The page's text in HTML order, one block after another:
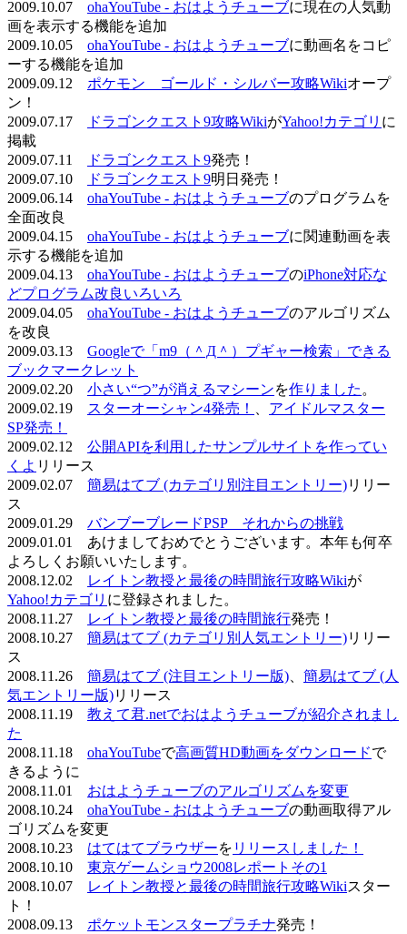
2009.10.07 ohaYouTube - おはようチューブに現在の人気動
画を表示する機能を追加
2009.10.05 ohaYouTube - おはようチューブに動画名をコピ
ーする機能を追加
2009.09.12 ポケモン ゴールド・シルバー攻略Wikiオープ
ン！
2009.07.17
ドラゴンクエスト9攻略WikiがYahoo!カテゴリ に
掲載
2009.07.11
ドラゴンクエスト9発売！
2009.07.10
ドラゴンクエスト9明日発売！
2009.06.14 ohaYouTube - おはようチューブのプログラムを
全面改良
2009.04.15 ohaYouTube - おはようチューブに関連動画を表
示する機能を追加
2009.04.13 ohaYouTube - おはようチューブのiPhone対応な
どプログラム改良いろいろ
2009.04.05 ohaYouTube - おはようチューブのアルゴリズム
を改良
2009.03.13 Googleで「m9（＾Д＾）プギャー検索」できる
ブックマークレット
2009.02.20 小さい“つ”が消えるマシーンを作りました 。
2009.02.19
スターオーシャン4発売！
アイドルマスター
SP発売！
2009.02.12 公開APIを利用したサンプルサイトを作ってい
くよ リリース
2009.02.07 簡易はてブ (カテゴリ別注目エントリー)リリー
ス
2009.01.29 バンブーブレードPSP それからの挑戦
2009.01.01 あけましておめでとうございます。本年も何卒
よろしくお願いいたします。
2008.12.02
レイトン教授と最後の時間旅行攻略Wikiが
Yahoo!カテゴリ に登録されました。
2008.11.27
レイトン教授と最後の時間旅行発売！
2008.10.27 簡易はてブ (カテゴリ別人気エントリー)リリー
ス
2008.11.26 簡易はてブ (注目エントリー版)
簡易はてブ (人
気エントリー版)リリース
2008.11.19 教えて君.netでおはようチューブが紹介されまし
た
2008.11.18 ohaYouTubeで高画質HD動画をダウンロードで
きるように
2008.11.01 おはようチューブのアルゴリズムを変更
2008.10.24 ohaYouTube - おはようチューブの動画取得アル
ゴリズムを変更
2008.10.23 はてはてブラウザーを リリースしました！
2008.10.10 東京ゲームショウ2008レポートその1
2008.10.07
レイトン教授と最後の時間旅行攻略Wikiスター
ト！
2008.09.13 ポケットモンスタープラチナ発売！